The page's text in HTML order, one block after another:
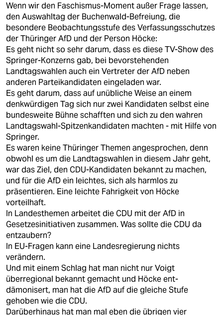
Wenn wir den Faschismus-Moment außer Frage lassen,
den Auswahltag der Buchenwald-Befreiung, die
besondere Beobachtungsstufe des Verfassungsschutzes
der Thüringer AfD und der Person Höcke:
Es geht nicht so sehr darum, dass es diese TV-Show des
Springer-Konzerns gab, bei bevorstehenden
Landtagswahlen auch ein Vertreter der AfD neben
anderen Parteikandidaten eingeladen war.
Es geht darum, dass auf unübliche Weise an einem
denkwürdigen Tag sich nur zwei Kandidaten selbst eine
bundesweite Bühne schafften und sich zu den wahren
Landtagswahl-Spitzenkandidaten machten - mit Hilfe von
Springer.
Es waren keine Thüringer Themen angesprochen, denn
obwohl es um die Landtagswahlen in diesem Jahr geht,
war das Ziel, den CDU-Kandidaten bekannt zu machen,
und für die AfD ein leichtes, sich als harmlos zu
präsentieren. Eine leichte Fahrigkeit von Höcke
vorteilhaft.
In Landesthemen arbeitet die CDU mit der AfD in
Gesetzesinitiativen zusammen. Was sollte die CDU da
entzaubern?
In EU-Fragen kann eine Landesregierung nichts
verändern.
Und mit einem Schlag hat man nicht nur Voigt
überregional bekannt gemacht und Höcke ent-
dämonisert, man hat die AfD auf die gleiche Stufe
gehoben wie die CDU.
Darüberhinaus hat man mal eben die übrigen vier